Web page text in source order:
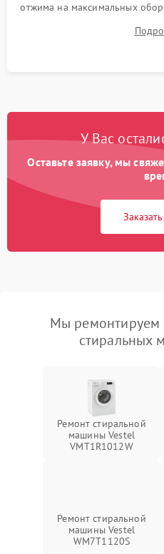
отжима на максимальных
корректности слива,
посторонних стуков и
У Вас
Оставьте заявку, мы
Мы ремонтируем
стиральных
Ремонт стиральной
машины Vestel
VMT1R1012W
Ремонт стиральной
машины Vestel
WM7T1120S